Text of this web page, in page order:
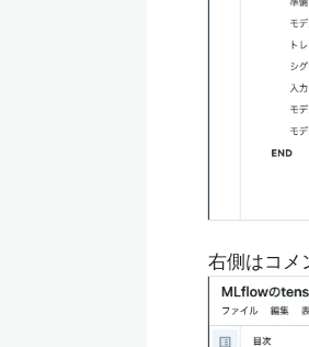
右側はコメ